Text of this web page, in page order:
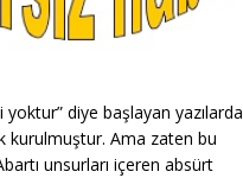
diye başlayan yazılarda
kurulmuştur. Ama zaten bu
unsurları içeren absürt